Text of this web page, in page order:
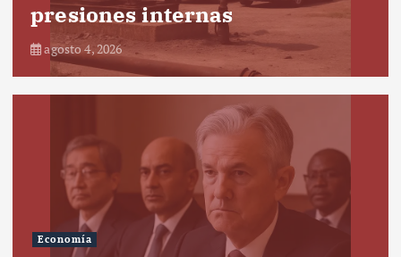
presiones internas
agosto 4, 2026
Economía